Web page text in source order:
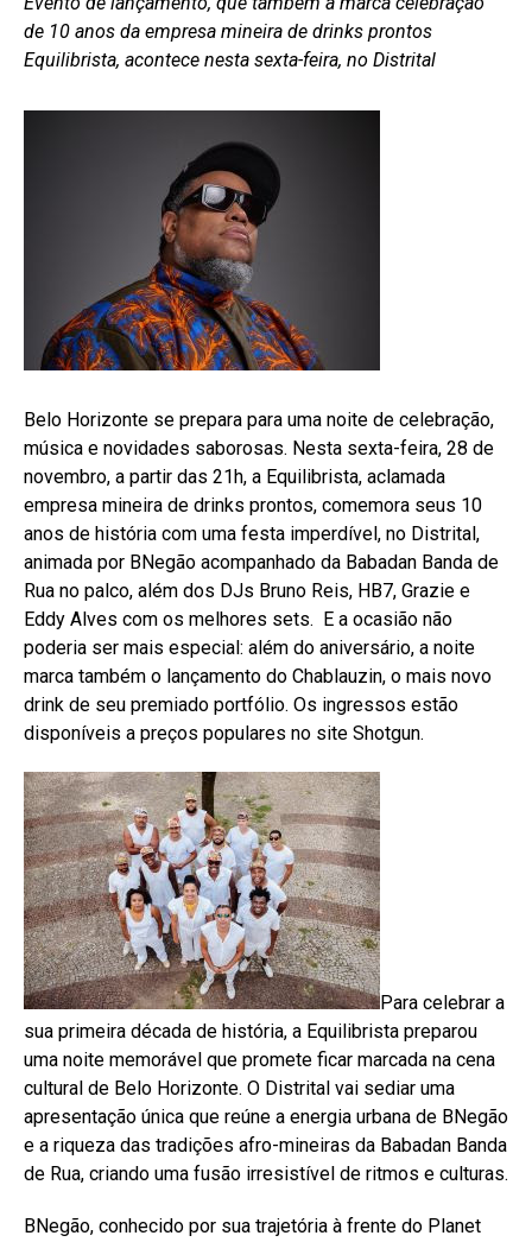
de 10 anos da empresa mineira de drinks prontos
Equilibrista, acontece nesta sexta-feira, no Distrital
Belo Horizonte se prepara para uma noite de celebração,
música e novidades saborosas. Nesta sexta-feira, 28 de
novembro, a partir das 21h, a Equilibrista, aclamada
empresa mineira de drinks prontos, comemora seus 10
anos de história com uma festa imperdível, no Distrital,
animada por BNegão acompanhado da Babadan Banda de
Rua no palco, além dos DJs Bruno Reis, HB7, Grazie e
Eddy Alves com os melhores sets. E a ocasião não
poderia ser mais especial: além do aniversário, a noite
marca também o lançamento do Chablauzin, o mais novo
drink de seu premiado portfólio. Os ingressos estão
disponíveis a preços populares no site Shotgun.
Para celebrar a
sua primeira década de história, a Equilibrista preparou
uma noite memorável que promete ficar marcada na cena
cultural de Belo Horizonte. O Distrital vai sediar uma
apresentação única que reúne a energia urbana de BNegão
e a riqueza das tradições afro-mineiras da Babadan Banda
de Rua, criando uma fusão irresistível de ritmos e culturas.
BNegão, conhecido por sua trajetória à frente do Planet